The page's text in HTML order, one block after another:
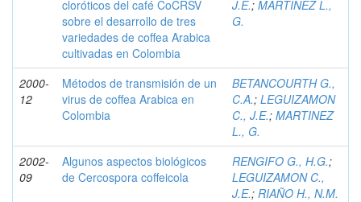
cloróticos del café CoCRSV
sobre el desarrollo de tres
variedades de coffea Arabica
cultivadas en Colombia
J.E.; MARTINEZ L.,
G.
2000-
12
Métodos de transmisión de un
virus de coffea Arabica en
Colombia
BETANCOURTH G.,
C.A.; LEGUIZAMON
C., J.E.; MARTINEZ
L., G.
2002-
09
Algunos aspectos biológicos
de Cercospora coffeicola
RENGIFO G., H.G.;
LEGUIZAMON C.,
J.E.; RIAÑO H., N.M.